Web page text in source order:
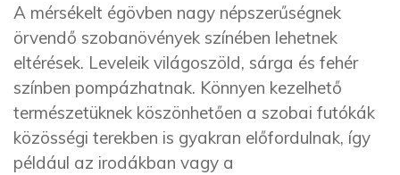
A mérsékelt égövben nagy népszerűségnek
örvendő szobanövények színében lehetnek
eltérések. Leveleik világoszöld, sárga és fehér
színben pompázhatnak. Könnyen kezelhető
természetüknek köszönhetően a szobai futókák
közösségi terekben is gyakran előfordulnak, így
például az irodákban vagy a